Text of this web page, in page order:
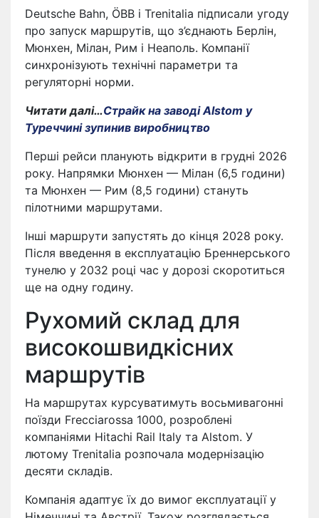
Deutsche Bahn, ÖBB і Trenitalia підписали угоду
про запуск маршрутів, що з’єднають Берлін,
Мюнхен, Мілан, Рим і Неаполь. Компанії
синхронізують технічні параметри та
регуляторні норми.
Читати далі…Страйк на заводі Alstom у
Туреччині зупинив виробництво
Перші рейси планують відкрити в грудні 2026
року. Напрямки Мюнхен — Мілан (6,5 години)
та Мюнхен — Рим (8,5 години) стануть
пілотними маршрутами.
Інші маршрути запустять до кінця 2028 року.
Після введення в експлуатацію Бреннерського
тунелю у 2032 році час у дорозі скоротиться
ще на одну годину.
Рухомий склад для
високошвидкісних
маршрутів
На маршрутах курсуватимуть восьмивагонні
поїзди Frecciarossa 1000, розроблені
компаніями Hitachi Rail Italy та Alstom. У
лютому Trenitalia розпочала модернізацію
десяти складів.
Компанія адаптує їх до вимог експлуатації у